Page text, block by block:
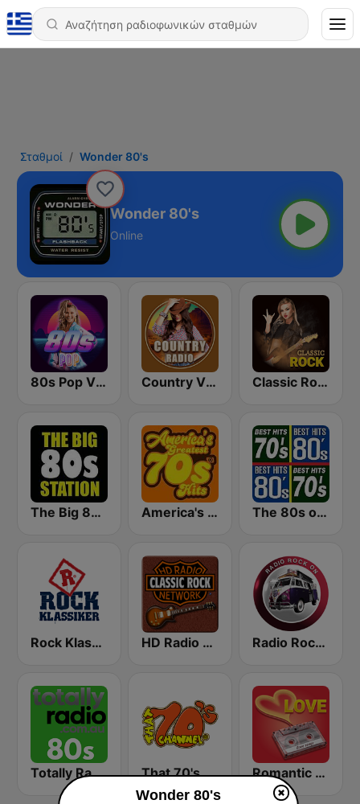
Σταθμοί Wonder 80's
Wonder 80's
Online
80s Pop Vibes Country Vibes Classic Rock Station
The Big 80s Station America's Greatest 70s Hits The 80s on the 80s
Rock Klassiker HD Radio - Classic Rock Radio Rock On
Totally Radio 80s That 70's Channel Romantic Vibes
Wonder 80's